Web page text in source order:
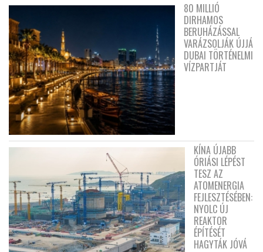
80 MILLIÓ
DIRHAMOS
BERUHÁZÁSSAL
VARÁZSOLJÁK ÚJJÁ
DUBAI TÖRTÉNELMI
VÍZPARTJÁT
KÍNA ÚJABB
ÓRIÁSI LÉPÉST
TESZ AZ
ATOMENERGIA
FEJLESZTÉSÉBEN:
NYOLC ÚJ
REAKTOR
ÉPÍTÉSÉT
HAGYTÁK JÓVÁ